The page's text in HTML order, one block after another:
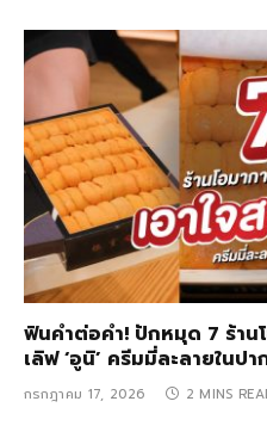
ฟินคำต่อคำ! ปักหมุด 7 ร้านโ
เลิฟ ‘อูนิ’ ครีมมี่ละลายในปา
กรกฎาคม 17, 2026 2 MINS